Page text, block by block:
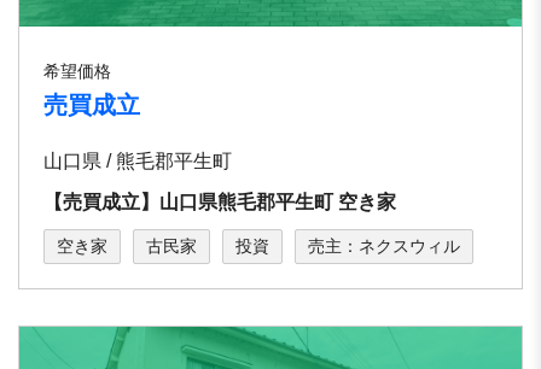
希望価格
売買成立
山口県 / 熊⽑郡平⽣町
【売買成立】⼭⼝県熊⽑郡平⽣町 空き家
空き家 古民家 投資 売主：ネクスウィル